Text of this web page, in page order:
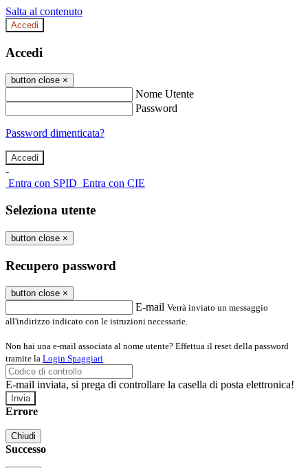
Salta al contenuto
Accedi
Accedi
button close ×
Nome Utente
Password
Password dimenticata?
-
Entra con SPID Entra con CIE
Seleziona utente
button close ×
Recupero password
button close ×
E-mail Verrà inviato un messaggio
all'indirizzo indicato con le istruzioni necessarie.
Non hai una e-mail associata al nome utente? Effettua il reset della password
tramite la Login Spaggiari
E-mail inviata, si prega di controllare la casella di posta elettronica!
Errore
Chiudi
Successo